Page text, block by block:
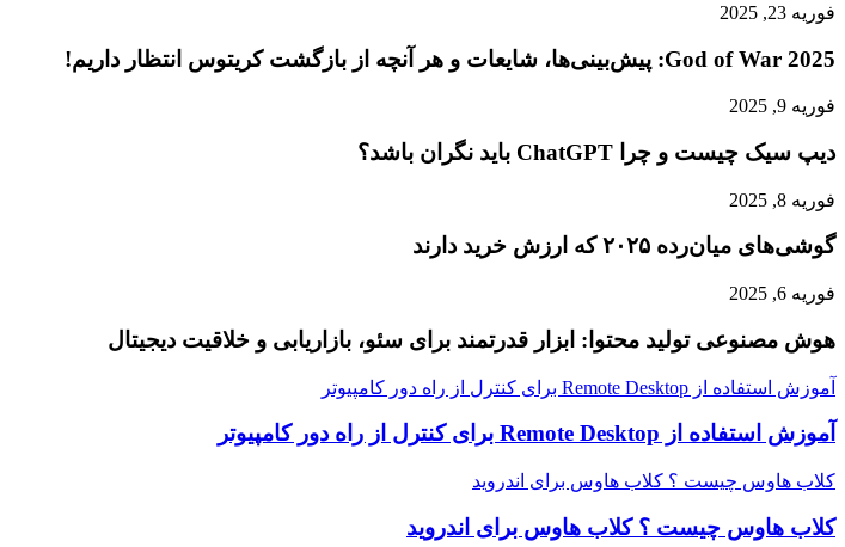
فوریه 23, 2025
God of War 2025: پیش‌بینی‌ها، شایعات و هر آنچه از بازگشت کریتوس انتظار داریم!
فوریه 9, 2025
دیپ سیک چیست و چرا ChatGPT باید نگران باشد؟
فوریه 8, 2025
گوشی‌های میان‌رده ۲۰۲۵ که ارزش خرید دارند
فوریه 6, 2025
هوش مصنوعی تولید محتوا: ابزار قدرتمند برای سئو، بازاریابی و خلاقیت دیجیتال
آموزش استفاده از Remote Desktop برای کنترل از راه دور کامپیوتر
آموزش استفاده از Remote Desktop برای کنترل از راه دور کامپیوتر
کلاب هاوس چیست ؟ کلاب هاوس برای اندروید
کلاب هاوس چیست ؟ کلاب هاوس برای اندروید